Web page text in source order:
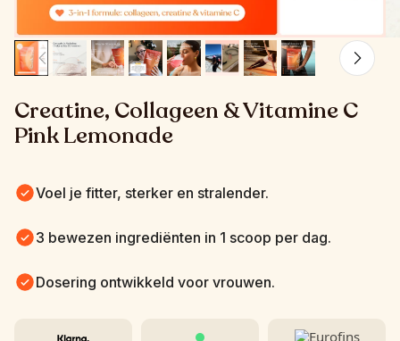
Creatine, Collageen & Vitamine C
Pink Lemonade
Voel je fitter, sterker en stralender.
3 bewezen ingrediënten in 1 scoop per dag.
Dosering ontwikkeld voor vrouwen.